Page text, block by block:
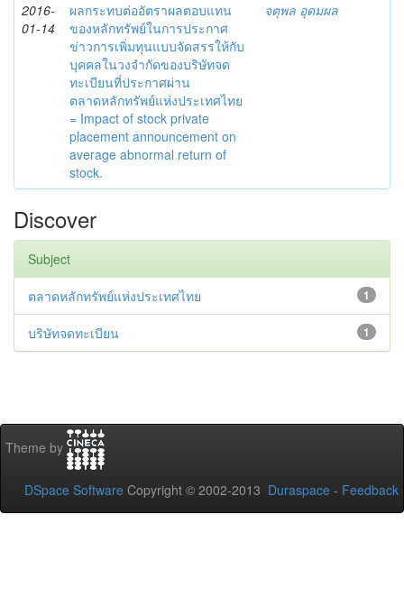
2016-
01-14
ผลกระทบต่ออัตราผลตอบแทน
ของหลักทรัพย์ในการประกาศ
ข่าวการเพิ่มทุนแบบจัดสรรให้กับ
บุคคลในวงจำกัดของบริษัทจด
ทะเบียนที่ประกาศผ่าน
ตลาดหลักทรัพย์แห่งประเทศไทย
= Impact of stock private
placement announcement on
average abnormal return of
stock.
จตุพล อุดมผล
Discover
Subject
1
ตลาดหลักทรัพย์แห่งประเทศไทย
1
บริษัทจดทะเบียน
Theme by
DSpace Software Copyright © 2002-2013 Duraspace - Feedback